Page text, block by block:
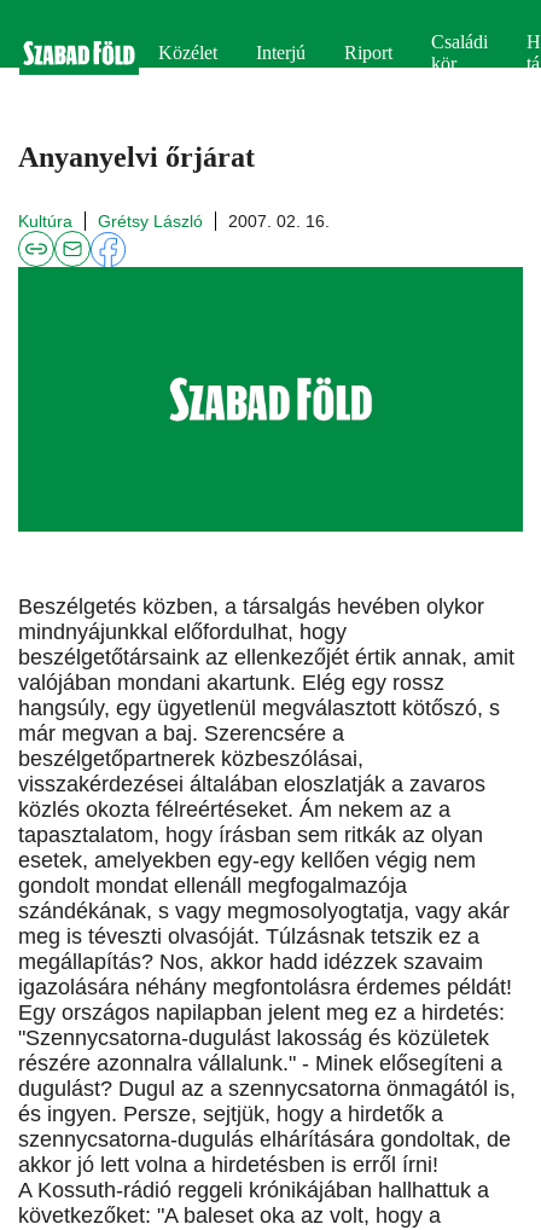
Közélet Interjú Riport
Családi
kör
Anyanyelvi őrjárat
Kultúra Grétsy László 2007. 02. 16.
Beszélgetés közben, a társalgás hevében olykor
mindnyájunkkal előfordulhat, hogy
beszélgetőtársaink az ellenkezőjét értik annak, amit
valójában mondani akartunk. Elég egy rossz
hangsúly, egy ügyetlenül megválasztott kötőszó, s
már megvan a baj. Szerencsére a
beszélgetőpartnerek közbeszólásai,
visszakérdezései általában eloszlatják a zavaros
közlés okozta félreértéseket. Ám nekem az a
tapasztalatom, hogy írásban sem ritkák az olyan
esetek, amelyekben egy-egy kellően végig nem
gondolt mondat ellenáll megfogalmazója
szándékának, s vagy megmosolyogtatja, vagy akár
meg is téveszti olvasóját. Túlzásnak tetszik ez a
megállapítás? Nos, akkor hadd idézzek szavaim
igazolására néhány megfontolásra érdemes példát!
Egy országos napilapban jelent meg ez a hirdetés:
"Szennycsatorna-dugulást lakosság és közületek
részére azonnalra vállalunk." - Minek elősegíteni a
dugulást? Dugul az a szennycsatorna önmagától is,
és ingyen. Persze, sejtjük, hogy a hirdetők a
szennycsatorna-dugulás elhárítására gondoltak, de
akkor jó lett volna a hirdetésben is erről írni!
A Kossuth-rádió reggeli krónikájában hallhattuk a
következőket: "A baleset oka az volt, hogy a